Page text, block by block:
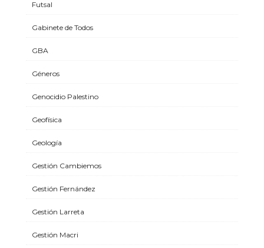
Futsal
Gabinete de Todos
GBA
Géneros
Genocidio Palestino
Geofísica
Geología
Gestión Cambiemos
Gestión Fernández
Gestión Larreta
Gestión Macri